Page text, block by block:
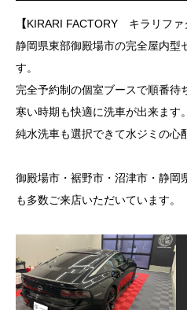
【KIRARI FACTORY キラリファ
静岡県東部御殿場市の完全屋内型
す。
完全予約制の個室ブースで順番待
寒い時期も快適に洗車が出来ます。
純水洗車も選択できて水ジミの心
御殿場市・裾野市・沼津市・静岡
も多数ご来店いただいています。